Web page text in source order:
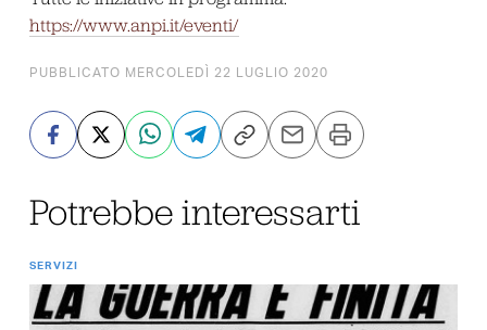
https://www.anpi.it/eventi/
PUBBLICATO MERCOLEDÌ 22 LUGLIO 2020
Potrebbe interessarti
SERVIZI